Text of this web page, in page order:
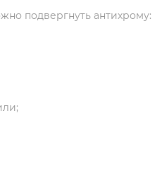
подвергнуть антихрому: